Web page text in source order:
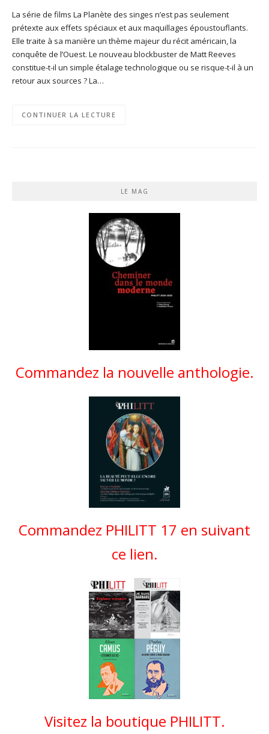
La série de films La Planète des singes n’est pas seulement
prétexte aux effets spéciaux et aux maquillages époustouflants.
Elle traite à sa manière un thème majeur du récit américain, la
conquête de l’Ouest. Le nouveau blockbuster de Matt Reeves
constitue-t-il un simple étalage technologique ou se risque-t-il à un
retour aux sources ? La…
CONTINUER LA LECTURE
LE MAG
Commandez la nouvelle anthologie.
Commandez PHILITT 17 en suivant
ce lien.
Visitez la boutique PHILITT.